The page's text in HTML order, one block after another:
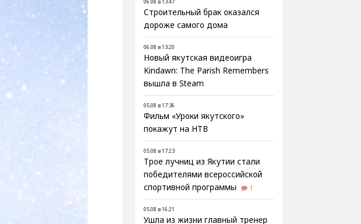
Строительный брак оказался
дороже самого дома
06.08 в 13:20
Новый якутская видеоигра
Kindawn: The Parish Remembers
вышла в Steam
05.08 в 17:36
Фильм «Уроки якутского»
покажут на НТВ
05.08 в 17:23
Трое лучниц из Якутии стали
победителями всероссийской
спортивной программы
1
05.08 в 16:21
Ушла из жизни главный тренер